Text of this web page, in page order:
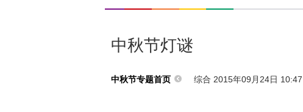
中秋节灯谜
中秋节专题首页 综合 2015年09月24日 10:47